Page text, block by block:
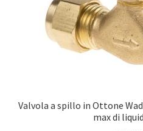
Valvola a spillo in Ottone
max di